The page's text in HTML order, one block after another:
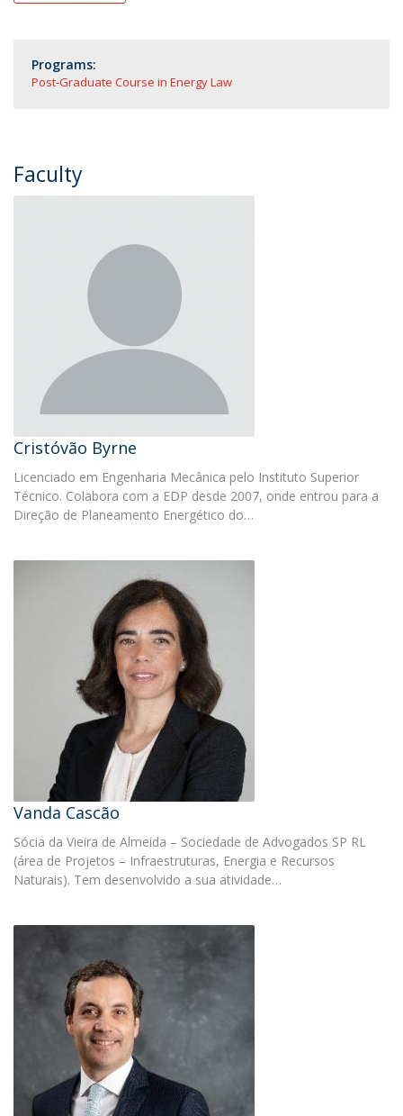
Programs:
Post-Graduate Course in Energy Law
Faculty
Cristóvão Byrne
Licenciado em Engenharia Mecânica pelo Instituto Superior
Técnico. Colabora com a EDP desde 2007, onde entrou para a
Direção de Planeamento Energético do…
Vanda Cascão
Sócia da Vieira de Almeida – Sociedade de Advogados SP RL
(área de Projetos – Infraestruturas, Energia e Recursos
Naturais). Tem desenvolvido a sua atividade…